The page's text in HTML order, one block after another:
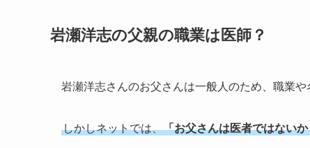
岩瀬洋志の父親の職業は医師？
岩瀬洋志さんのお父さんは一般人のため、職業や
しかしネットでは、「お父さんは医者ではない